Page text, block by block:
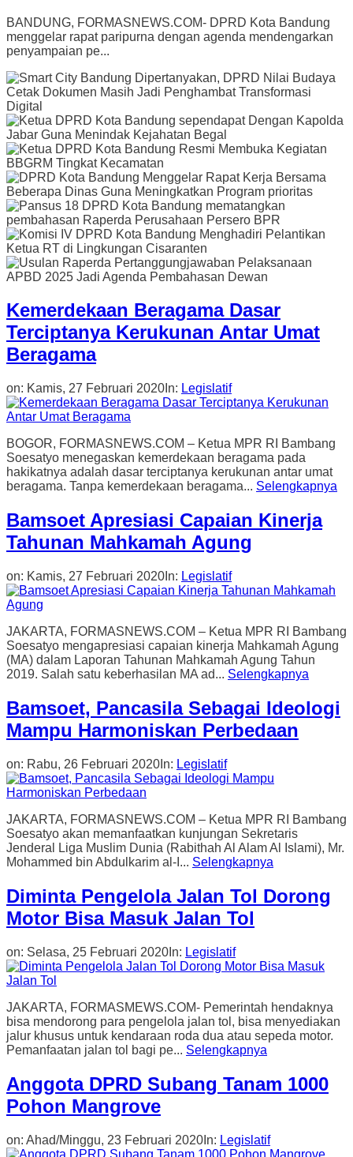
BANDUNG, FORMASNEWS.COM- DPRD Kota Bandung
menggelar rapat paripurna dengan agenda mendengarkan
penyampaian pe...
Kemerdekaan Beragama Dasar
Terciptanya Kerukunan Antar Umat
Beragama
on: Kamis, 27 Februari 2020 In: Legislatif
BOGOR, FORMASNEWS.COM – Ketua MPR RI Bambang
Soesatyo menegaskan kemerdekaan beragama pada
hakikatnya adalah dasar terciptanya kerukunan antar umat
beragama. Tanpa kemerdekaan beragama... Selengkapnya
Bamsoet Apresiasi Capaian Kinerja
Tahunan Mahkamah Agung
on: Kamis, 27 Februari 2020 In: Legislatif
JAKARTA, FORMASNEWS.COM – Ketua MPR RI Bambang
Soesatyo mengapresiasi capaian kinerja Mahkamah Agung
(MA) dalam Laporan Tahunan Mahkamah Agung Tahun
2019. Salah satu keberhasilan MA ad... Selengkapnya
Bamsoet, Pancasila Sebagai Ideologi
Mampu Harmoniskan Perbedaan
on: Rabu, 26 Februari 2020 In: Legislatif
JAKARTA, FORMASNEWS.COM – Ketua MPR RI Bambang
Soesatyo akan memanfaatkan kunjungan Sekretaris
Jenderal Liga Muslim Dunia (Rabithah Al Alam Al Islami), Mr.
Mohammed bin Abdulkarim al-I... Selengkapnya
Diminta Pengelola Jalan Tol Dorong
Motor Bisa Masuk Jalan Tol
on: Selasa, 25 Februari 2020 In: Legislatif
JAKARTA, FORMASMEWS.COM- Pemerintah hendaknya
bisa mendorong para pengelola jalan tol, bisa menyediakan
jalur khusus untuk kendaraan roda dua atau sepeda motor.
Pemanfaatan jalan tol bagi pe... Selengkapnya
Anggota DPRD Subang Tanam 1000
Pohon Mangrove
on: Ahad/Minggu, 23 Februari 2020 In: Legislatif